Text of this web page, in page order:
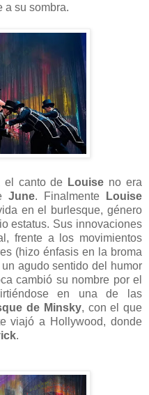
a su sombra.
el canto de Louise no era
June. Finalmente
Louise
en el burlesque, género
estatus. Sus innovaciones
frente a los movimientos
(hizo énfasis en la broma
agudo sentido del humor
cambió su nombre por el
en una de las
de Minsky, con el que
viajó a Hollywood, donde
.